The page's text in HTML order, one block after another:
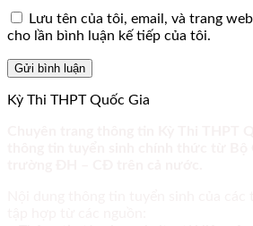
Lưu tên của tôi, email, và trang
cho lần bình luận kế tiếp của tôi.
Kỳ Thi THPT Quốc Gia